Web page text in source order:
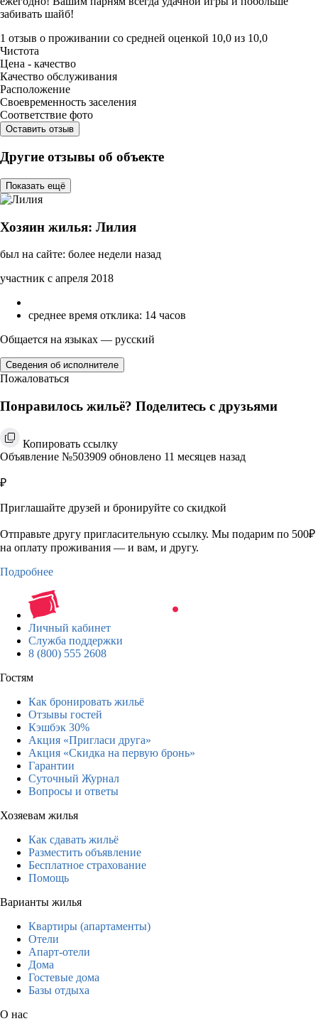
забивать шайб!
1 отзыв о проживании со средней оценкой 10,0 из 10,0
Чистота
Цена - качество
Качество обслуживания
Расположение
Своевременность заселения
Соответствие фото
Оставить отзыв
Другие отзывы об объекте
Показать ещё
Хозяин жилья: Лилия
был на сайте: более недели назад
участник с апреля 2018
среднее время отклика: 14 часов
Общается на языках — русский
Сведения об исполнителе
Пожаловаться
Понравилось жильё? Поделитесь с друзьями
Копировать ссылку
Объявление №503909 обновлено 11 месяцев назад
₽
Приглашайте друзей и бронируйте со скидкой
Отправьте другу пригласительную ссылку. Мы подарим по 500₽
на оплату проживания — и вам, и другу.
Подробнее
Личный кабинет
Служба поддержки
8 (800) 555 2608
Гостям
Как бронировать жильё
Отзывы гостей
Кэшбэк 30%
Акция «Пригласи друга»
Акция «Скидка на первую бронь»
Гарантии
Суточный Журнал
Вопросы и ответы
Хозяевам жилья
Как сдавать жильё
Разместить объявление
Бесплатное страхование
Помощь
Варианты жилья
Квартиры (апартаменты)
Отели
Апарт-отели
Дома
Гостевые дома
Базы отдыха
О нас